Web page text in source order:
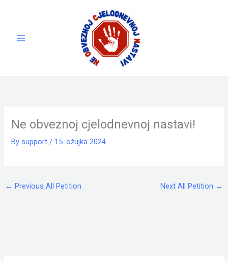
Ne obveznoj cjelodnevnoj nastavi!
By support/ 15. ožujka 2024.
← Previous All Petition Next All Petition →